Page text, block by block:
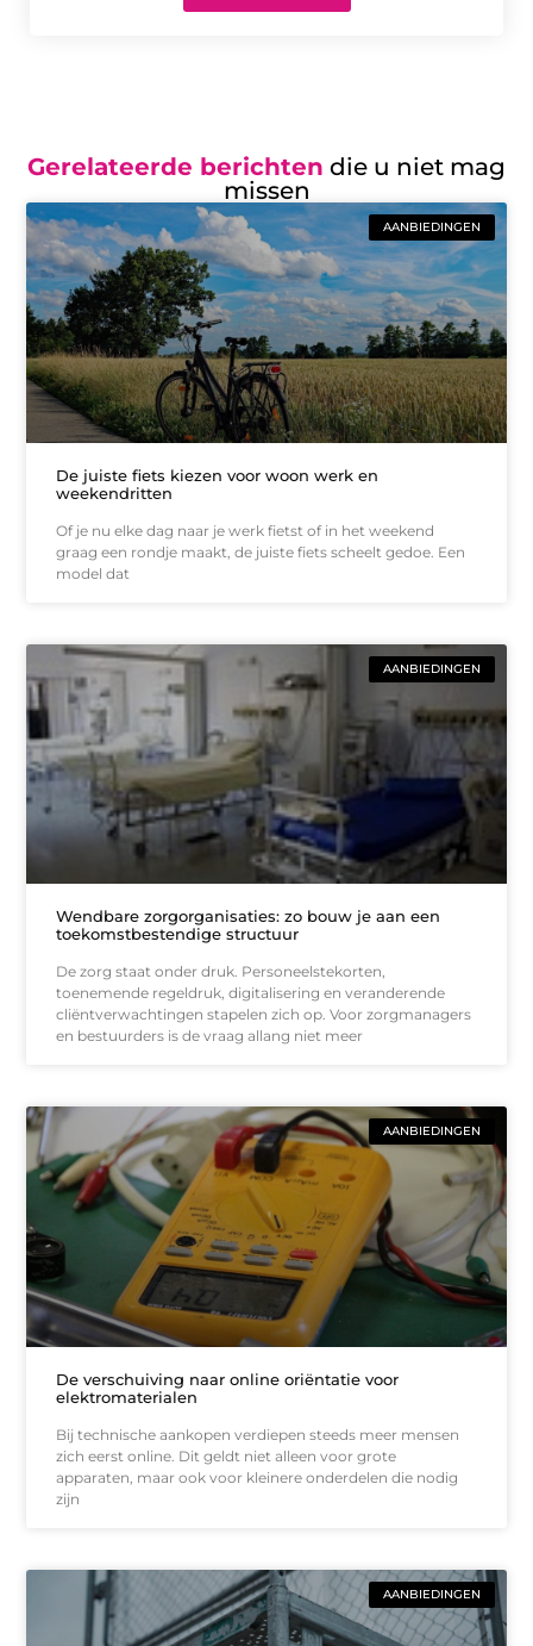
Gerelateerde berichten die u niet mag
missen
AANBIEDINGEN
De juiste fiets kiezen voor woon werk en
weekendritten
Of je nu elke dag naar je werk fietst of in het weekend
graag een rondje maakt, de juiste fiets scheelt gedoe. Een
model dat
AANBIEDINGEN
Wendbare zorgorganisaties: zo bouw je aan een
toekomstbestendige structuur
De zorg staat onder druk. Personeelstekorten,
toenemende regeldruk, digitalisering en veranderende
cliëntverwachtingen stapelen zich op. Voor zorgmanagers
en bestuurders is de vraag allang niet meer
AANBIEDINGEN
De verschuiving naar online oriëntatie voor
elektromaterialen
Bij technische aankopen verdiepen steeds meer mensen
zich eerst online. Dit geldt niet alleen voor grote
apparaten, maar ook voor kleinere onderdelen die nodig
zijn
AANBIEDINGEN